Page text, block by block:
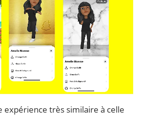
expérience très similaire à celle